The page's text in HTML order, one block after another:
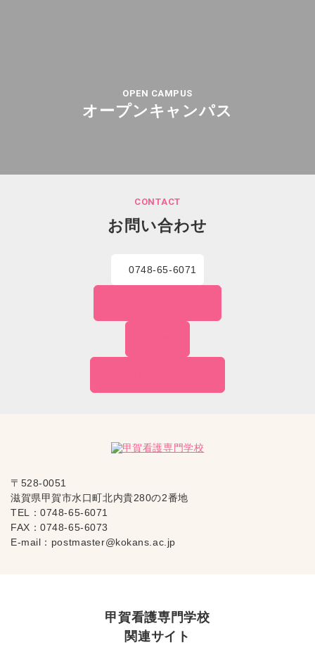
OPEN CAMPUS
オープンキャンパス
CONTACT
お問い合わせ
0748-65-6071
〒528-0051
滋賀県甲賀市水口町北内貴280の2番地
TEL：0748-65-6071
FAX：0748-65-6073
E-mail： postmaster@kokans.ac.jp
甲賀看護専門学校
関連サイト